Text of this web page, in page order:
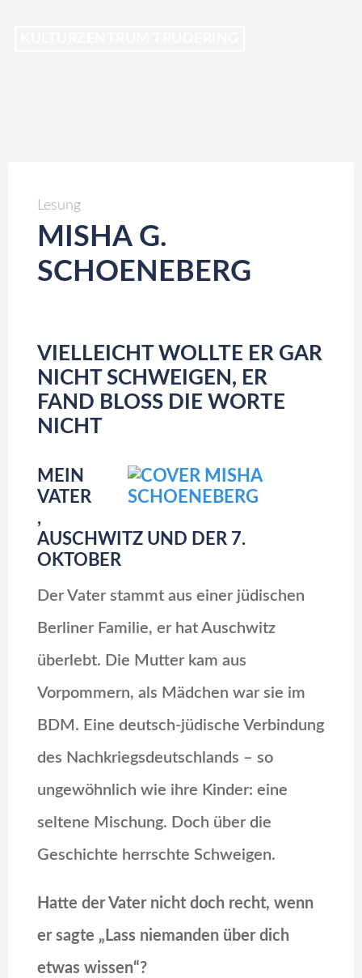
Lesung
MISHA G.
SCHOENEBERG
VIELLEICHT WOLLTE ER GAR
NICHT SCHWEIGEN, ER
FAND BLOSS DIE WORTE N
ICHT
MEIN
VATER
,
AUSCHWITZ UND DER 7.
OKTOBER
Der Vater stammt aus einer jüdischen
Berliner Familie, er hat Auschwitz
überlebt. Die Mutter kam aus
Vorpommern, als Mädchen war sie im
BDM. Eine deutsch-jüdische Verbindung
des Nachkriegsdeutschlands – so
ungewöhnlich wie ihre Kinder: eine
seltene Mischung. Doch über die
Geschichte herrschte Schweigen.
Hatte der Vater nicht doch recht, wenn
er sagte „Lass niemanden über dich
etwas wissen“?